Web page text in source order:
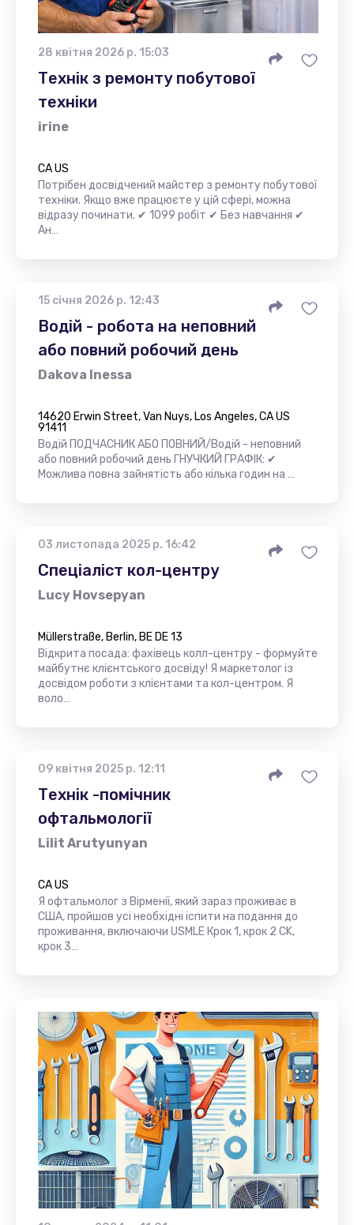
28 квітня 2026 р. 15:03
Технік з ремонту побутової
техніки
irine
CA US
Потрібен досвідчений майстер з ремонту побутової
техніки. Якщо вже працюєте у цій сфері, можна
відразу починати. ✔ 1099 робіт ✔ Без навчання ✔
Ан…
15 січня 2026 р. 12:43
Водiй - робота на неповний
або повний робочий день
Dakova Inessa
14620 Erwin Street, Van Nuys, Los Angeles, CA US
91411
Водій ПОДЧАСНИК АБО ПОВНИЙ/Водій - неповний
або повний робочий день ГНУЧКИЙ ГРАФІК: ✔
Можлива повна зайнятість або кілька годин на …
03 листопада 2025 р. 16:42
Спеціаліст кол-центру
Lucy Hovsepyan
Müllerstraße, Berlin, BE DE 13
Відкрита посада: фахівець колл-центру - формуйте
майбутнє клієнтського досвіду! Я маркетолог із
досвідом роботи з клієнтами та кол-центром. Я
воло…
09 квітня 2025 р. 12:11
Технік -помічник
офтальмології
Lilit Arutyunyan
CA US
Я офтальмолог з Вірменії, який зараз проживає в
США, пройшов усі необхідні іспити на подання до
проживання, включаючи USMLE Крок 1, крок 2 CK,
крок 3…